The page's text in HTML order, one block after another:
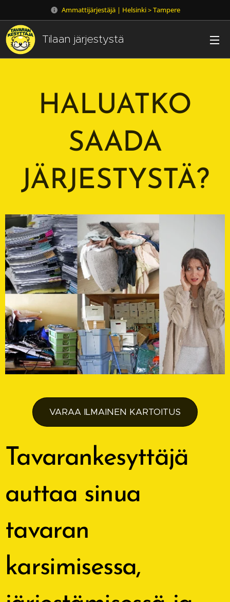
Ammattijärjestäjä | Helsinki > Tampere
Tilaan järjestystä
HALUATKO
SAADA
JÄRJESTYSTÄ?
VARAA ILMAINEN KARTOITUS
Tavarankesyttäjä
auttaa sinua
tavaran
karsimisessa,